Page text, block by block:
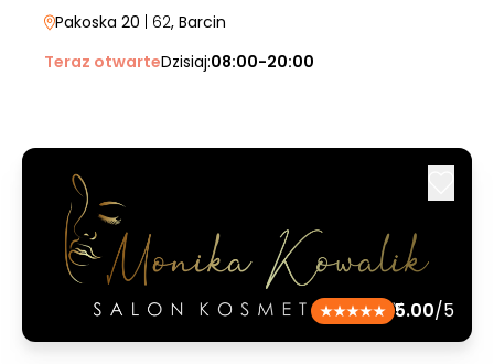
Pakoska 20 | 62, Barcin
Teraz otwarteDzisiaj:08:00-20:00
5.00/5